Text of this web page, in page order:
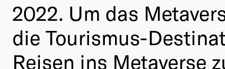
2022. Um das
die Tourismus-
Reisen ins Metaverse